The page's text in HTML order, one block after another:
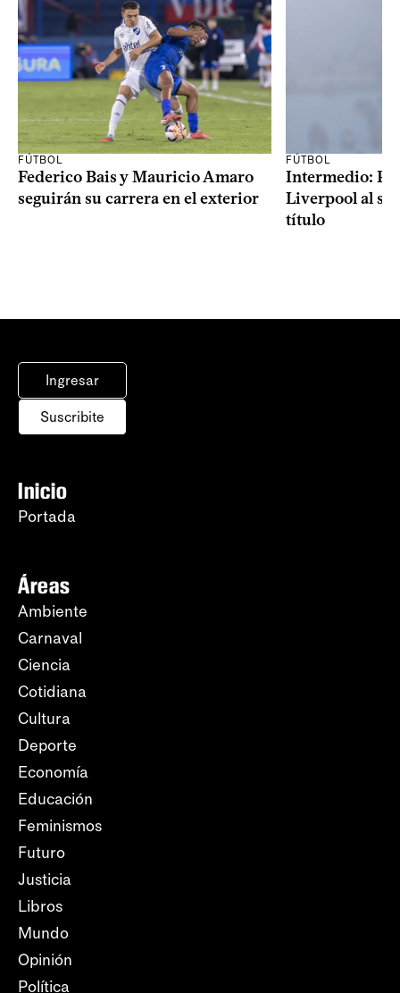
FÚTBOL
Federico Bais y Mauricio Amaro
seguirán su carrera en el exterior
FÚTBOL
Intermedio:
Liverpool al
título
Ingresar
Suscribite
Inicio
Portada
Áreas
Ambiente
Carnaval
Ciencia
Cotidiana
Cultura
Deporte
Economía
Educación
Feminismos
Futuro
Justicia
Libros
Mundo
Opinión
Política